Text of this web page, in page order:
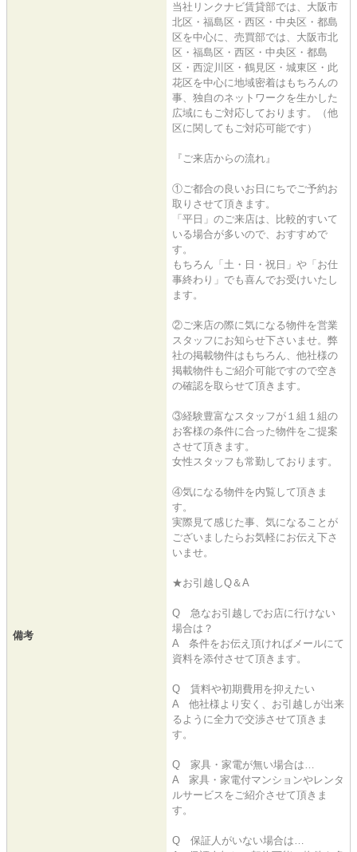
備考
当社リンクナビ賃貸部では、大阪市
北区・福島区・西区・中央区・都島
区を中心に、売買部では、大阪市北
区・福島区・西区・中央区・都島
区・西淀川区・鶴見区・城東区・此
花区を中心に地域密着はもちろんの
事、独自のネットワークを生かした
広域にもご対応しております。（他
区に関してもご対応可能です）
『ご来店からの流れ』
①ご都合の良いお日にちでご予約お
取りさせて頂きます。
「平日」のご来店は、比較的すいて
いる場合が多いので、おすすめで
す。
もちろん「土・日・祝日」や「お仕
事終わり」でも喜んでお受けいたし
ます。
②ご来店の際に気になる物件を営業
スタッフにお知らせ下さいませ。弊
社の掲載物件はもちろん、他社様の
掲載物件もご紹介可能ですので空き
の確認を取らせて頂きます。
③経験豊富なスタッフが１組１組の
お客様の条件に合った物件をご提案
させて頂きます。
女性スタッフも常勤しております。
④気になる物件を内覧して頂きま
す。
実際見て感じた事、気になることが
ございましたらお気軽にお伝え下さ
いませ。
★お引越しQ＆A
Q 急なお引越しでお店に行けない
場合は？
A 条件をお伝え頂ければメールにて
資料を添付させて頂きます。
Q 賃料や初期費用を抑えたい
A 他社様より安く、お引越しが出来
るように全力で交渉させて頂きま
す。
Q 家具・家電が無い場合は…
A 家具・家電付マンションやレンタ
ルサービスをご紹介させて頂きま
す。
Q 保証人がいない場合は…